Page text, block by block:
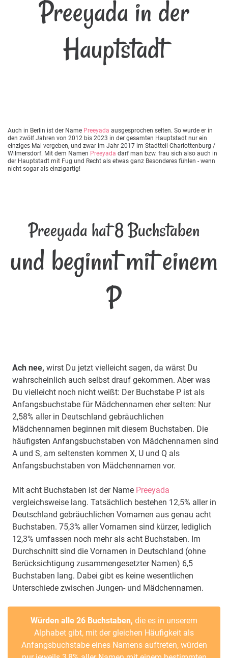
Preeyada in der
Hauptstadt
Auch in Berlin ist der Name Preeyada ausgesprochen selten. So wurde er in
den zwölf Jahren von 2012 bis 2023 in der gesamten Hauptstadt nur ein
einziges Mal vergeben, und zwar im Jahr 2017 im Stadtteil Charlottenburg /
Wilmersdorf. Mit dem Namen Preeyada darf man bzw. frau sich also auch in
der Hauptstadt mit Fug und Recht als etwas ganz Besonderes fühlen - wenn
nicht sogar als einzigartig!
Preeyada hat 8 Buchstaben
und beginnt mit einem
P
Ach nee, wirst Du jetzt vielleicht sagen, da wärst Du
wahrscheinlich auch selbst drauf gekommen. Aber was
Du vielleicht noch nicht weißt: Der Buchstabe P ist als
Anfangsbuchstabe für Mädchennamen eher selten: Nur
2,58% aller in Deutschland gebräuchlichen
Mädchennamen beginnen mit diesem Buchstaben. Die
häufigsten Anfangsbuchstaben von Mädchennamen sind
A und S, am seltensten kommen X, U und Q als
Anfangsbuchstaben von Mädchennamen vor.
Mit acht Buchstaben ist der Name Preeyada
vergleichsweise lang. Tatsächlich bestehen 12,5% aller in
Deutschland gebräuchlichen Vornamen aus genau acht
Buchstaben. 75,3% aller Vornamen sind kürzer, lediglich
12,3% umfassen noch mehr als acht Buchstaben. Im
Durchschnitt sind die Vornamen in Deutschland (ohne
Berücksichtigung zusammengesetzter Namen) 6,5
Buchstaben lang. Dabei gibt es keine wesentlichen
Unterschiede zwischen Jungen- und Mädchennamen.
Würden alle 26 Buchstaben, die es in unserem
Alphabet gibt, mit der gleichen Häufigkeit als
Anfangsbuchstabe eines Namens auftreten, würden